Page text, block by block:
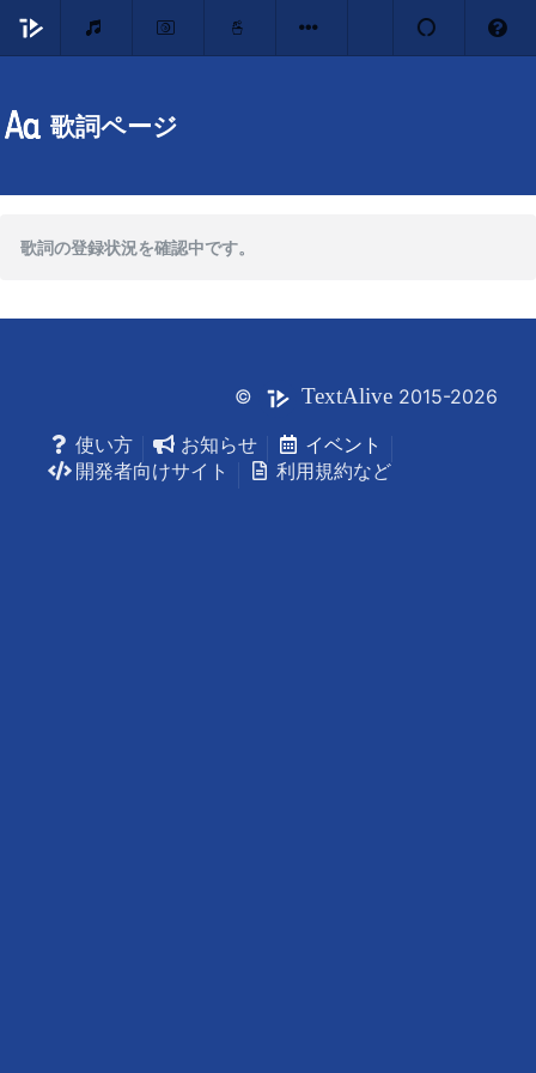
歌詞ページ
歌詞の登録状況を確認中です。
© TextAlive 2015-2026
使い方
お知らせ
イベント
開発者向けサイト
利用規約など